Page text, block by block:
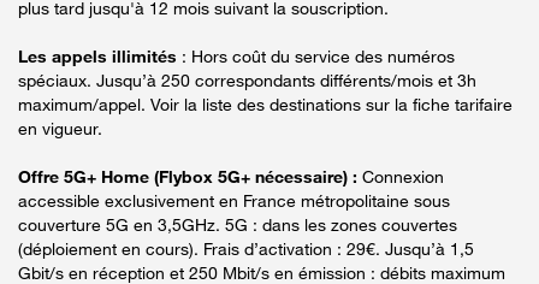
plus tard jusqu'à 12 mois suivant la souscription.
Les appels illimités : Hors coût du service des numéros
spéciaux. Jusqu’à 250 correspondants différents/mois et 3h
maximum/appel. Voir la liste des destinations sur la fiche tarifaire
en vigueur.
Offre 5G+ Home (Flybox 5G+ nécessaire) : Connexion
accessible exclusivement en France métropolitaine sous
couverture 5G en 3,5GHz. 5G : dans les zones couvertes
(déploiement en cours). Frais d’activation : 29€. Jusqu’à 1,5
Gbit/s en réception et 250 Mbit/s en émission : débits maximum